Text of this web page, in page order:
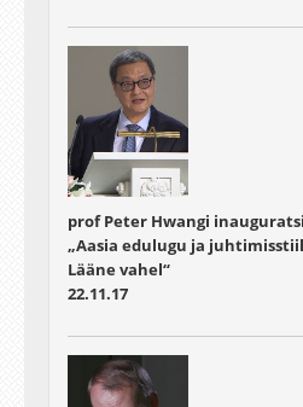
prof Peter Hwangi
„Aasia edulugu ja
Lääne vahel“
22.11.17